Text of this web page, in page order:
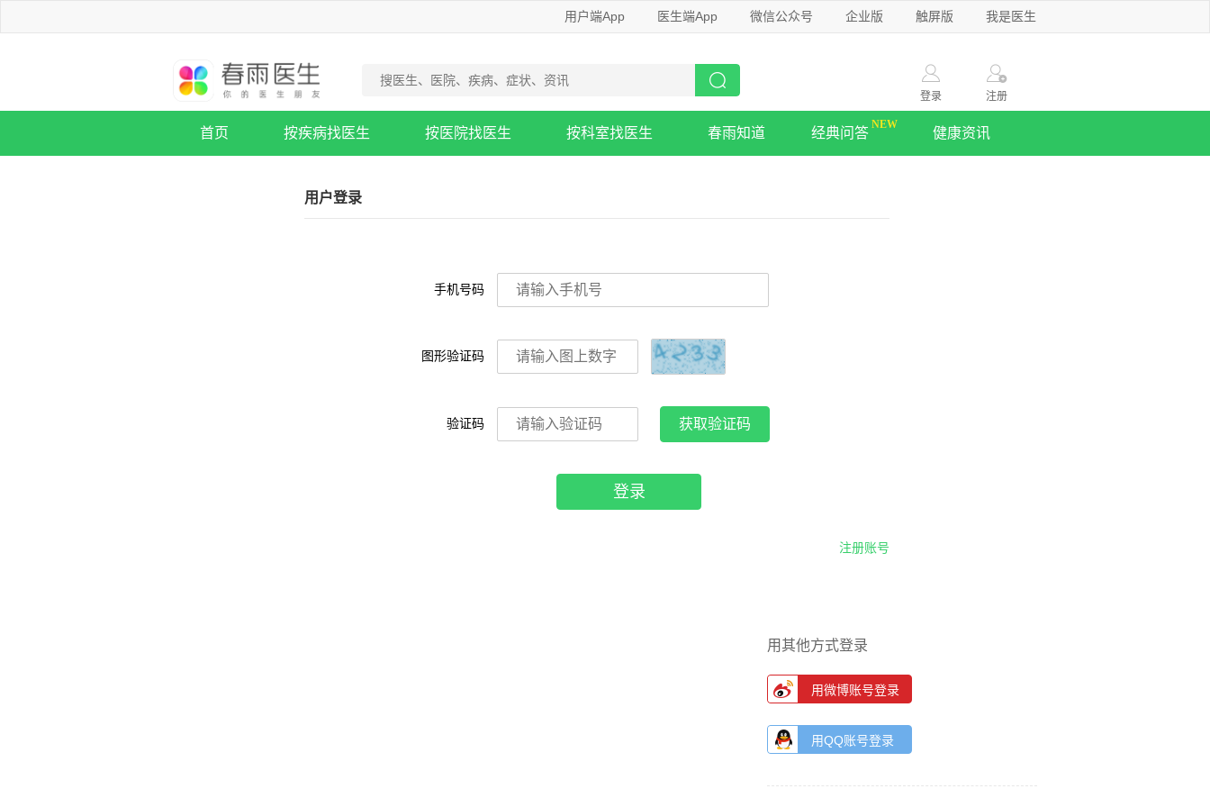
用户端App 医生端App 微信公众号 企业版 触屏版 我是医生
登录 注册
首页 按疾病找医生 按医院找医生 按科室找医生 春雨知道 经典问答 健康资讯
用户登录
手机号码
图形验证码
验证码 获取验证码
登录
注册账号
用其他方式登录
用微博账号登录
用QQ账号登录